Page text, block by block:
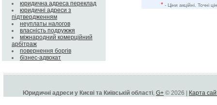
юридична адреса переклад
юридичні адреси з
підтвердженням
неуплаты налогов
власність подружжя
міжнародний комерційний
арбітраж
повернення боргів
бізнес-адвокат
* - Ціни акційні. Точні
Юридичні адреси у Києві та Київській області, G+ © 2026 | Карта